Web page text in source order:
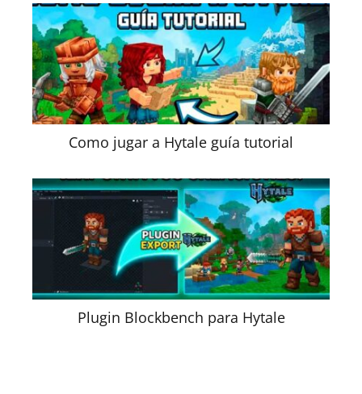
Como jugar a Hytale guía tutorial
Plugin Blockbench para Hytale